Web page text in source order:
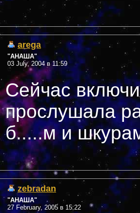
arega
"АНАША"
03 July, 2004 в 11:59
Сейчас
прослушала
б.....м и
zebradan
"АНАША"
27 February, 2005 в 15:22